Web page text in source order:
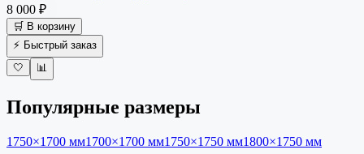
8 000 ₽
🛒 В корзину
⚡ Быстрый заказ
🤍
📊
Популярные размеры
1750×1700 мм1700×1700 мм1750×1750 мм1800×1750 мм